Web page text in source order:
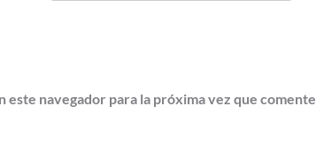
navegador para la próxima vez que comente.